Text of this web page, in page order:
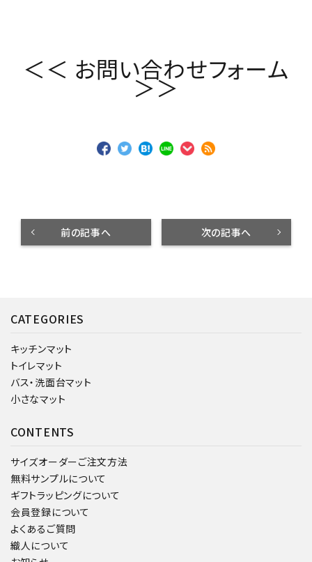
＜＜ お問い合わせフォーム
＞＞
前の記事へ 次の記事へ
CATEGORIES
キッチンマット
トイレマット
バス・洗面台マット
小さなマット
CONTENTS
サイズオーダーご注文方法
無料サンプルについて
ギフトラッピングについて
会員登録について
よくあるご質問
織人について